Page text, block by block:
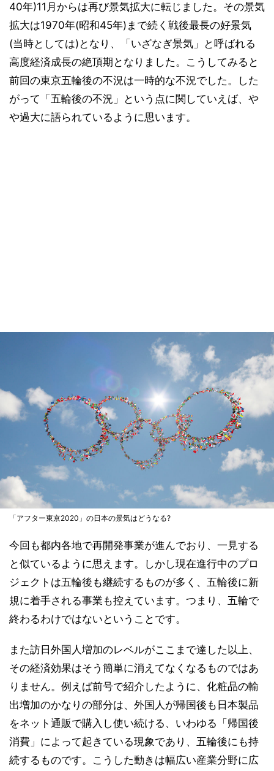
40年)11月からは再び景気拡大に転じました。その景気
拡大は1970年(昭和45年)まで続く戦後最長の好景気
(当時としては)となり、「いざなぎ景気」と呼ばれる
高度経済成長の絶頂期となりました。こうしてみると
前回の東京五輪後の不況は一時的な不況でした。した
がって「五輪後の不況」という点に関していえば、や
や過大に語られているように思います。
「アフター東京2020」の日本の景気はどうなる?
今回も都内各地で再開発事業が進んでおり、一見する
と似ているように思えます。しかし現在進行中のプロ
ジェクトは五輪後も継続するものが多く、五輪後に新
規に着手される事業も控えています。つまり、五輪で
終わるわけではないということです。
また訪日外国人増加のレベルがここまで達した以上、
その経済効果はそう簡単に消えてなくなるものではあ
りません。例えば前号で紹介したように、化粧品の輸
出増加のかなりの部分は、外国人が帰国後も日本製品
をネット通販で購入し使い続ける、いわゆる「帰国後
消費」によって起きている現象であり、五輪後にも持
続するものです。こうした動きは幅広い産業分野に広